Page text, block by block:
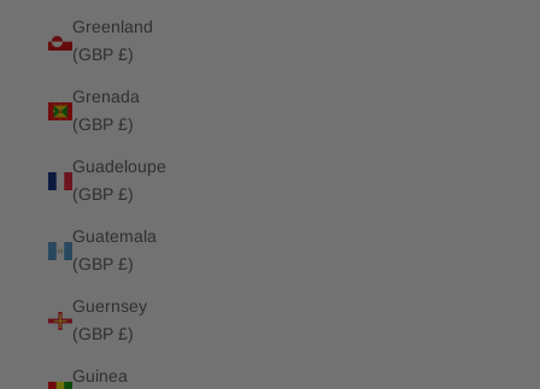
Greenland
(GBP £)
Grenada
(GBP £)
Guadeloupe
(GBP £)
Guatemala
(GBP £)
Guernsey
(GBP £)
Guinea